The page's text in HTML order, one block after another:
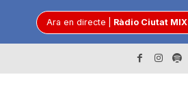
Ara en directe Ràdio Ciutat MIX